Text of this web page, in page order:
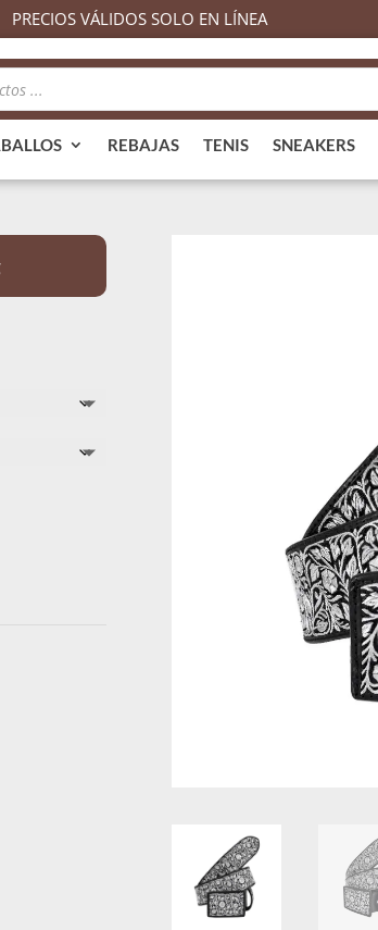
PRECIOS VÁLIDOS SOLO EN LÍNEA
REBAJAS TENIS SNEAKERS